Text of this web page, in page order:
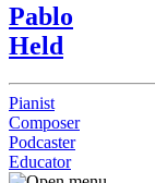
Pablo
Held
Pianist
Composer
Podcaster
Educator